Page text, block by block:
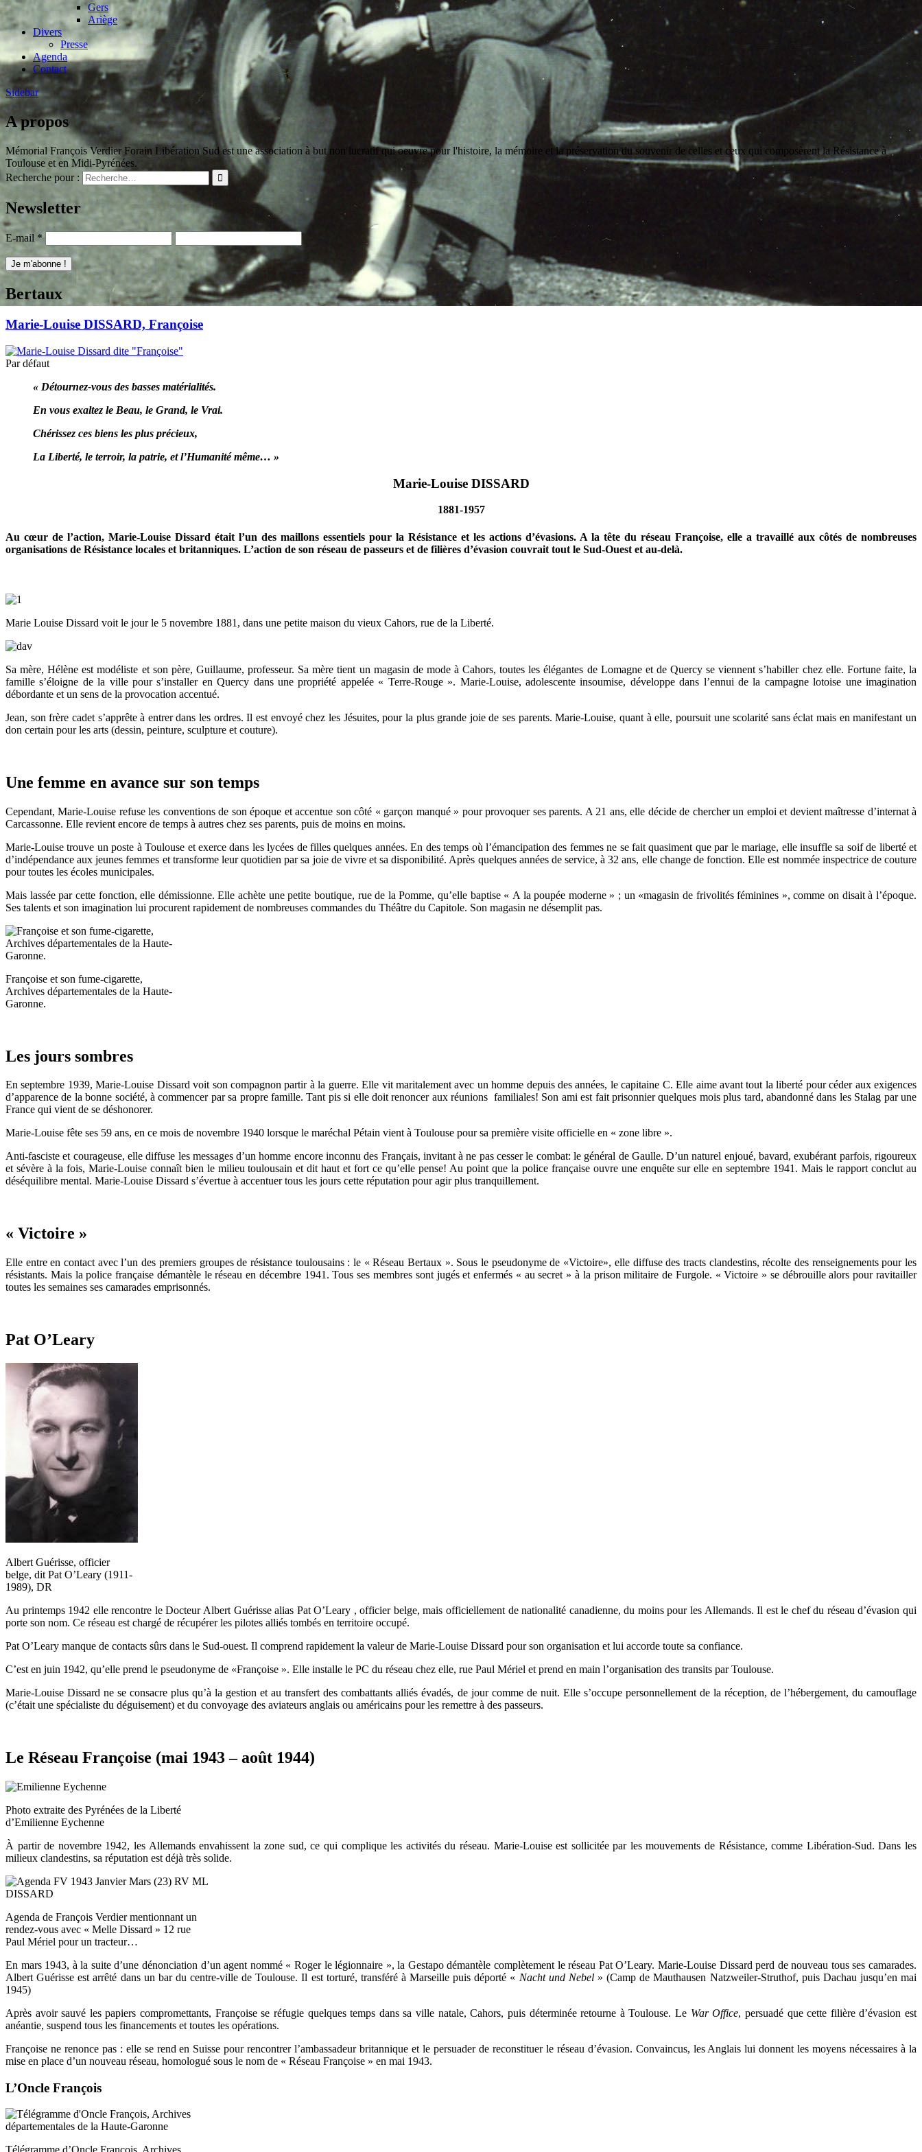
Gers
Ariège
Divers
Presse
Agenda
Contact
Sidebar
A propos
Mémorial François Verdier Forain Libération Sud est une association à but non lucratif qui oeuvre pour l'histoire, la mémoire et la préservation du souvenir de celles et ceux qui composèrent la Résistance à
Toulouse et en Midi-Pyrénées.
Recherche pour :
Newsletter
E-mail *
Bertaux
Marie-Louise DISSARD, Françoise
Par défaut
« Détournez-vous des basses matérialités.
En vous exaltez le Beau, le Grand, le Vrai.
Chérissez ces biens les plus précieux,
La Liberté, le terroir, la patrie, et l’Humanité même… »
Marie-Louise DISSARD
1881-1957
Au cœur de l’action, Marie-Louise Dissard était l’un des maillons essentiels pour la Résistance et les actions d’évasions. A la tête du réseau Françoise, elle a travaillé aux côtés de nombreuses
organisations de Résistance locales et britanniques. L’action de son réseau de passeurs et de filières d’évasion couvrait tout le Sud-Ouest et au-delà.
Marie Louise Dissard voit le jour le 5 novembre 1881, dans une petite maison du vieux Cahors, rue de la Liberté.
Sa mère, Hélène est modéliste et son père, Guillaume, professeur. Sa mère tient un magasin de mode à Cahors, toutes les élégantes de Lomagne et de Quercy se viennent s’habiller chez elle. Fortune faite, la
famille s’éloigne de la ville pour s’installer en Quercy dans une propriété appelée « Terre-Rouge ». Marie-Louise, adolescente insoumise, développe dans l’ennui de la campagne lotoise une imagination
débordante et un sens de la provocation accentué.
Jean, son frère cadet s’apprête à entrer dans les ordres. Il est envoyé chez les Jésuites, pour la plus grande joie de ses parents. Marie-Louise, quant à elle, poursuit une scolarité sans éclat mais en manifestant un
don certain pour les arts (dessin, peinture, sculpture et couture).
Une femme en avance sur son temps
Cependant, Marie-Louise refuse les conventions de son époque et accentue son côté « garçon manqué » pour provoquer ses parents. A 21 ans, elle décide de chercher un emploi et devient maîtresse d’internat à
Carcassonne. Elle revient encore de temps à autres chez ses parents, puis de moins en moins.
Marie-Louise trouve un poste à Toulouse et exerce dans les lycées de filles quelques années. En des temps où l’émancipation des femmes ne se fait quasiment que par le mariage, elle insuffle sa soif de liberté et
d’indépendance aux jeunes femmes et transforme leur quotidien par sa joie de vivre et sa disponibilité. Après quelques années de service, à 32 ans, elle change de fonction. Elle est nommée inspectrice de couture
pour toutes les écoles municipales.
Mais lassée par cette fonction, elle démissionne. Elle achète une petite boutique, rue de la Pomme, qu’elle baptise « A la poupée moderne » ; un «magasin de frivolités féminines », comme on disait à l’époque.
Ses talents et son imagination lui procurent rapidement de nombreuses commandes du Théâtre du Capitole. Son magasin ne désemplit pas.
Françoise et son fume-cigarette,
Archives départementales de la Haute-
Garonne.
Les jours sombres
En septembre 1939, Marie-Louise Dissard voit son compagnon partir à la guerre. Elle vit maritalement avec un homme depuis des années, le capitaine C. Elle aime avant tout la liberté pour céder aux exigences
d’apparence de la bonne société, à commencer par sa propre famille. Tant pis si elle doit renoncer aux réunions familiales! Son ami est fait prisonnier quelques mois plus tard, abandonné dans les Stalag par une
France qui vient de se déshonorer.
Marie-Louise fête ses 59 ans, en ce mois de novembre 1940 lorsque le maréchal Pétain vient à Toulouse pour sa première visite officielle en « zone libre ».
Anti-fasciste et courageuse, elle diffuse les messages d’un homme encore inconnu des Français, invitant à ne pas cesser le combat: le général de Gaulle. D’un naturel enjoué, bavard, exubérant parfois, rigoureux
et sévère à la fois, Marie-Louise connaît bien le milieu toulousain et dit haut et fort ce qu’elle pense! Au point que la police française ouvre une enquête sur elle en septembre 1941. Mais le rapport conclut au
déséquilibre mental. Marie-Louise Dissard s’évertue à accentuer tous les jours cette réputation pour agir plus tranquillement.
« Victoire »
Elle entre en contact avec l’un des premiers groupes de résistance toulousains : le « Réseau Bertaux ». Sous le pseudonyme de «Victoire», elle diffuse des tracts clandestins, récolte des renseignements pour les
résistants. Mais la police française démantèle le réseau en décembre 1941. Tous ses membres sont jugés et enfermés « au secret » à la prison militaire de Furgole. « Victoire » se débrouille alors pour ravitailler
toutes les semaines ses camarades emprisonnés.
Pat O’Leary
Albert Guérisse, officier
belge, dit Pat O’Leary (1911-
1989), DR
Au printemps 1942 elle rencontre le Docteur Albert Guérisse alias Pat O’Leary , officier belge, mais officiellement de nationalité canadienne, du moins pour les Allemands. Il est le chef du réseau d’évasion qui
porte son nom. Ce réseau est chargé de récupérer les pilotes alliés tombés en territoire occupé.
Pat O’Leary manque de contacts sûrs dans le Sud-ouest. Il comprend rapidement la valeur de Marie-Louise Dissard pour son organisation et lui accorde toute sa confiance.
C’est en juin 1942, qu’elle prend le pseudonyme de «Françoise ». Elle installe le PC du réseau chez elle, rue Paul Mériel et prend en main l’organisation des transits par Toulouse.
Marie-Louise Dissard ne se consacre plus qu’à la gestion et au transfert des combattants alliés évadés, de jour comme de nuit. Elle s’occupe personnellement de la réception, de l’hébergement, du camouflage
(c’était une spécialiste du déguisement) et du convoyage des aviateurs anglais ou américains pour les remettre à des passeurs.
Le Réseau Françoise (mai 1943 – août 1944)
Photo extraite des Pyrénées de la Liberté
d’Emilienne Eychenne
À partir de novembre 1942, les Allemands envahissent la zone sud, ce qui complique les activités du réseau. Marie-Louise est sollicitée par les mouvements de Résistance, comme Libération-Sud. Dans les
milieux clandestins, sa réputation est déjà très solide.
Agenda de François Verdier mentionnant un
rendez-vous avec « Melle Dissard » 12 rue
Paul Mériel pour un tracteur…
En mars 1943, à la suite d’une dénonciation d’un agent nommé « Roger le légionnaire », la Gestapo démantèle complètement le réseau Pat O’Leary. Marie-Louise Dissard perd de nouveau tous ses camarades.
Albert Guérisse est arrêté dans un bar du centre-ville de Toulouse. Il est torturé, transféré à Marseille puis déporté « Nacht und Nebel» (Camp de Mauthausen Natzweiler-Struthof, puis Dachau jusqu’en mai
1945)
Après avoir sauvé les papiers compromettants, Françoise se réfugie quelques temps dans sa ville natale, Cahors, puis déterminée retourne à Toulouse. Le War Office, persuadé que cette filière d’évasion est
anéantie, suspend tous les financements et toutes les opérations.
Françoise ne renonce pas : elle se rend en Suisse pour rencontrer l’ambassadeur britannique et le persuader de reconstituer le réseau d’évasion. Convaincus, les Anglais lui donnent les moyens nécessaires à la
mise en place d’un nouveau réseau, homologué sous le nom de « Réseau Françoise » en mai 1943.
L’Oncle François